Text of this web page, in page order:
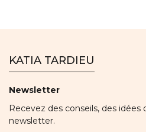
KATIA TARDIEU
Newsletter
Recevez des conseils, des
newsletter.